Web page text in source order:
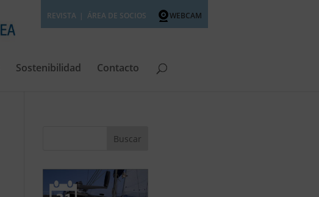
REVISTA ÁREA DE SOCIOS WEBCAM
Sostenibilidad Contacto